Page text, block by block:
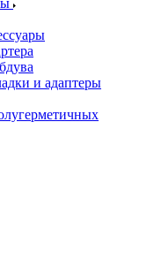
и адаптеры